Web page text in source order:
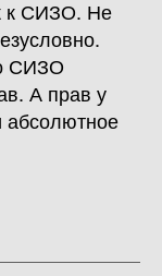
к СИЗО. Не
СИЗО
А прав у
абсолютное